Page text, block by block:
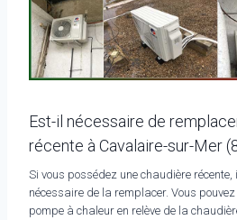
Est-il nécessaire de
récente à Cavalaire-sur-Mer
Si vous possédez une chaudière récente,
nécessaire de la remplacer. Vous
pompe à chaleur en relève de la